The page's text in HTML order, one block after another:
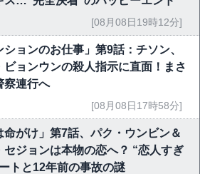
[08月08日19時12分]
ションのお仕事」第9話：チソン、
ビョンウンの殺人指示に直面！まさ
察連行へ
[08月08日17時58分]
命がけ」第7話、パク・ウンビン＆
セジョンは本物の恋へ？ “恋人すぎ
トと12年前の事故の謎